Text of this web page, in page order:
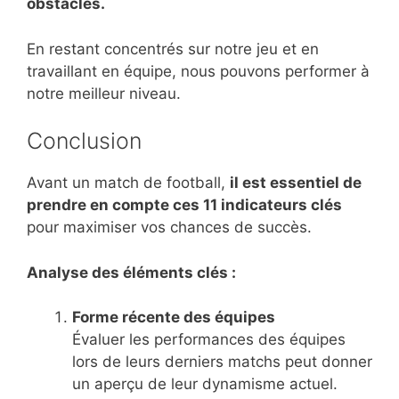
obstacles.
En restant concentrés sur notre jeu et en
travaillant en équipe, nous pouvons performer à
notre meilleur niveau.
Conclusion
Avant un match de football, il est essentiel de
prendre en compte ces 11 indicateurs clés
pour maximiser vos chances de succès.
Analyse des éléments clés :
Forme récente des équipes
Évaluer les performances des équipes
lors de leurs derniers matchs peut donner
un aperçu de leur dynamisme actuel.